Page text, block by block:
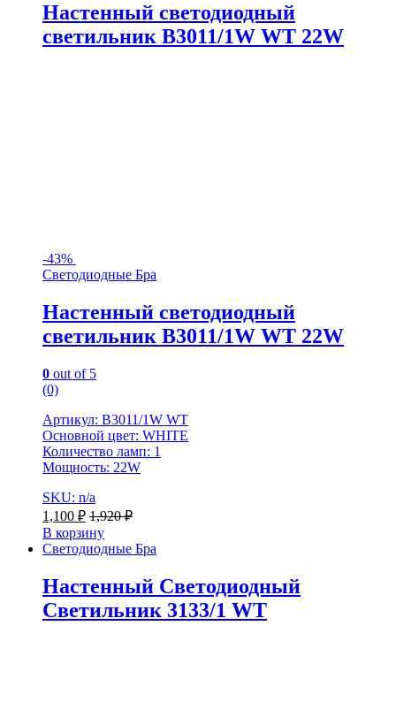
Настенный светодиодный
светильник B3011/1W WT 22W
-43%
Светодиодные Бра
Настенный светодиодный
светильник B3011/1W WT 22W
0 out of 5
(0)
Артикул: B3011/1W WT
Основной цвет: WHITE
Количество ламп: 1
Мощность: 22W
SKU: n/a
1,100 ₽ 1,920₽
В корзину
Светодиодные Бра
Настенный Светодиодный
Светильник 3133/1 WT